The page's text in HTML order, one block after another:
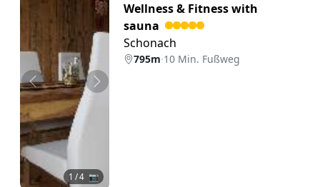
Zurück Weiter
1 / 4 📷
Wellness & Fitness with
sauna
Schonach
795m·10 Min. Fußweg